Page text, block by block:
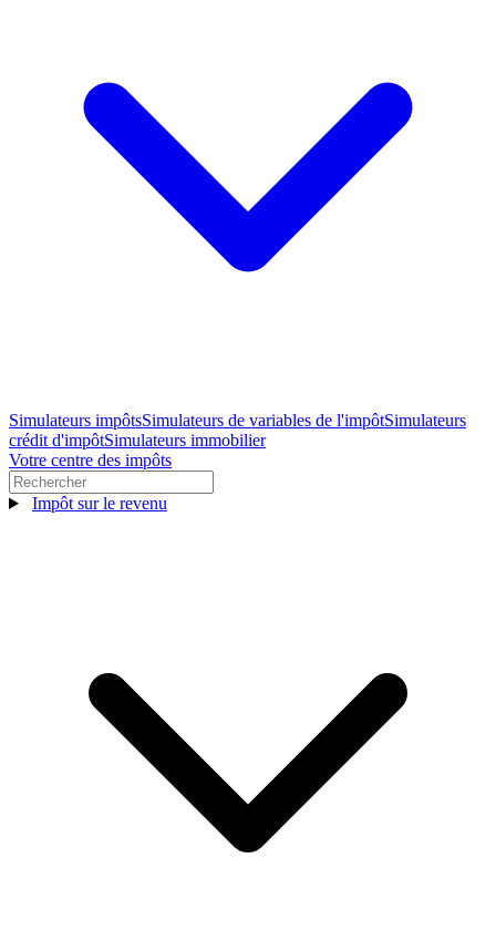
Simulateurs impôtsSimulateurs de variables de l'impôtSimulateurs
crédit d'impôtSimulateurs immobilier
Votre centre des impôts
Impôt sur le revenu